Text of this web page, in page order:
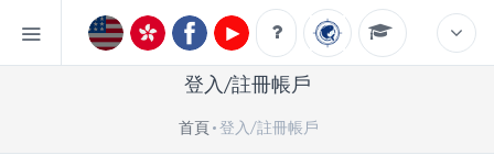
登入/註冊帳戶
首頁 登入/註冊帳戶